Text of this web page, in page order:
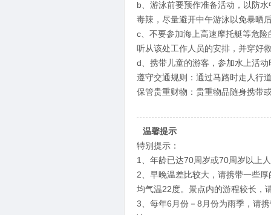
b、游泳前要预作准备活动，以防
毒辣，尽量避开中午游泳以免暴晒
c、不要参加海上高速摩托艇等危
听从该处工作人员的安排，并穿好
d、携带儿童的游客，参加水上活
遵守交通规则：通过马路时走人行
保管贵重财物：贵重物品随身携带
温馨提示
特别提示：
1、年龄已达70周岁或70周岁以上
2、早晚温差比较大，请携带一些
均气温22度。景点内的游程较长，
3、每年6月份－8月份为雨季，请